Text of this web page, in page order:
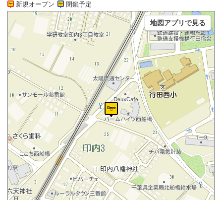
新規オープン 閉鎖予定
地図アプリで見る